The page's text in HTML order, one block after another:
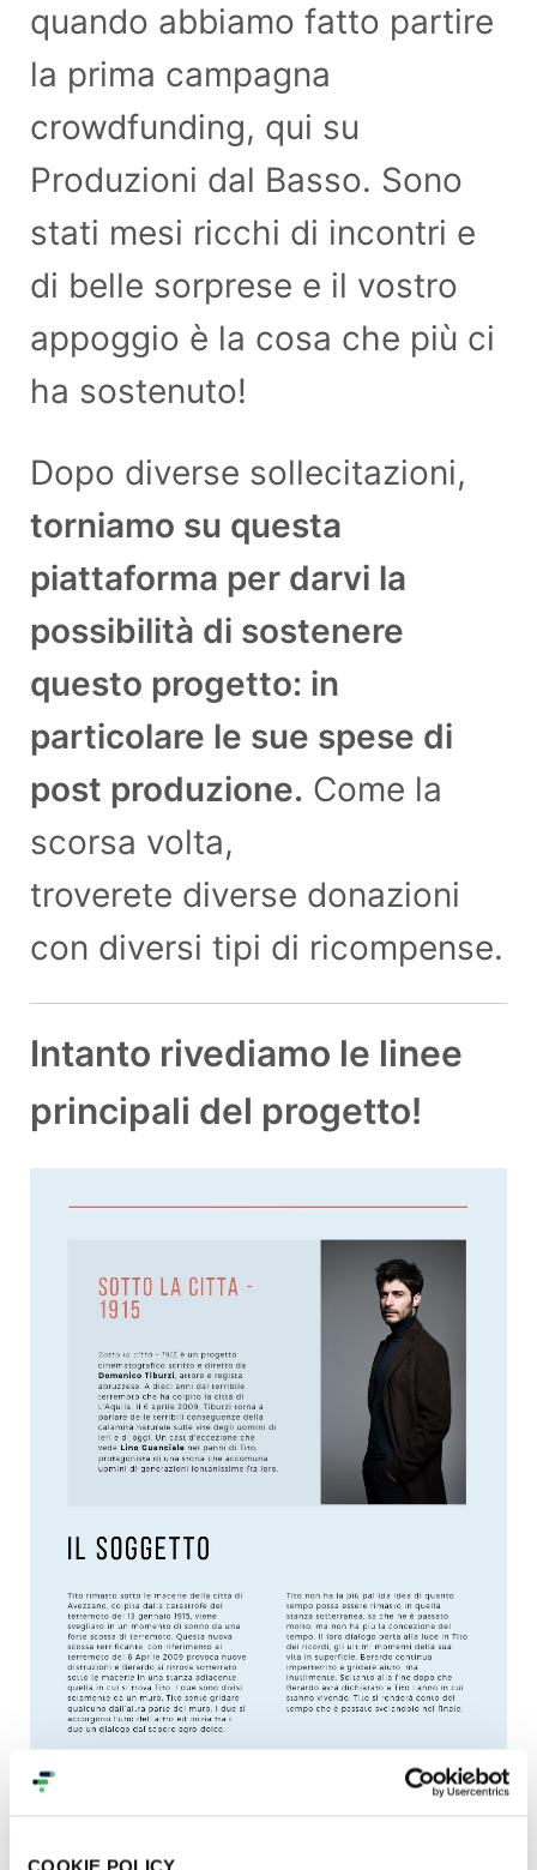
quando abbiamo fatto partire
la prima campagna
crowdfunding, qui su
Produzioni dal Basso. Sono
stati mesi ricchi di incontri e
di belle sorprese e il vostro
appoggio è la cosa che più ci
ha sostenuto!
Dopo diverse sollecitazioni,
torniamo su questa
piattaforma per darvi la
possibilità di sostenere
questo progetto: in
particolare le sue spese di
post produzione. Come la
scorsa volta,
troverete diverse donazioni
con diversi tipi di ricompense.
Intanto rivediamo le linee
principali del progetto!